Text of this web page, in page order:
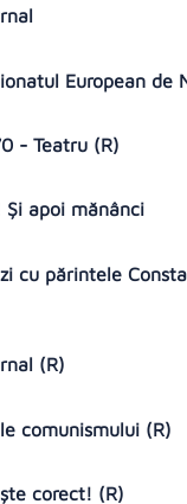
European de
- Teatru (R)
Şi apoi mănânci
cu părintele
(R)
comunismului (R)
corect! (R)